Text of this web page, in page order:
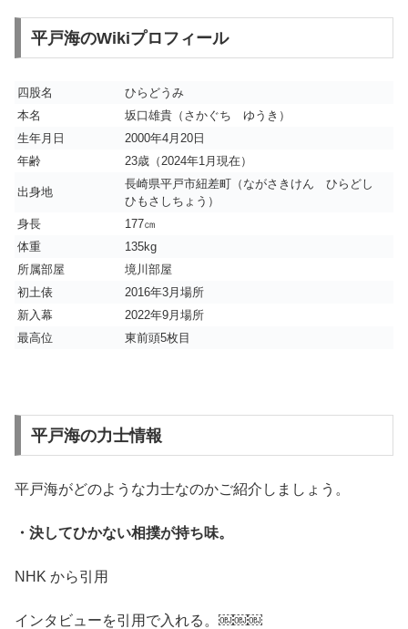
平戸海のWikiプロフィール
四股名
ひらどうみ
本名
坂口雄貴（さかぐち ゆうき）
生年月日
2000年4月20日
年齢
23歳（2024年1月現在）
出身地
長崎県平戸市紐差町（ながさきけん ひらどし
ひもさしちょう）
身長
177㎝
体重
135kg
所属部屋
境川部屋
初土俵
2016年3月場所
新入幕
2022年9月場所
最高位
東前頭5枚目
平戸海の力士情報
平戸海がどのような力士なのかご紹介しましょう。
・決してひかない相撲が持ち味。
NHK から引用
インタビューを引用で入れる。￼￼￼